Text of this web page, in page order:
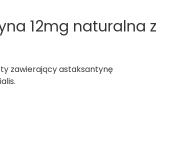
12mg naturalna z
zawierający astaksantynę